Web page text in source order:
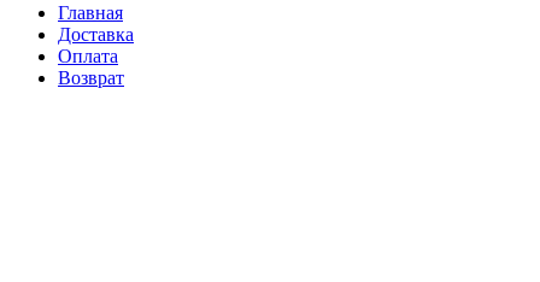
Главная
Доставка
Оплата
Возврат